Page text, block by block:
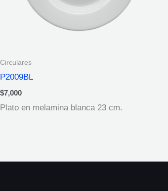
Circulares
P2009BL
$7,000
Plato en melamina blanca 23 cm.